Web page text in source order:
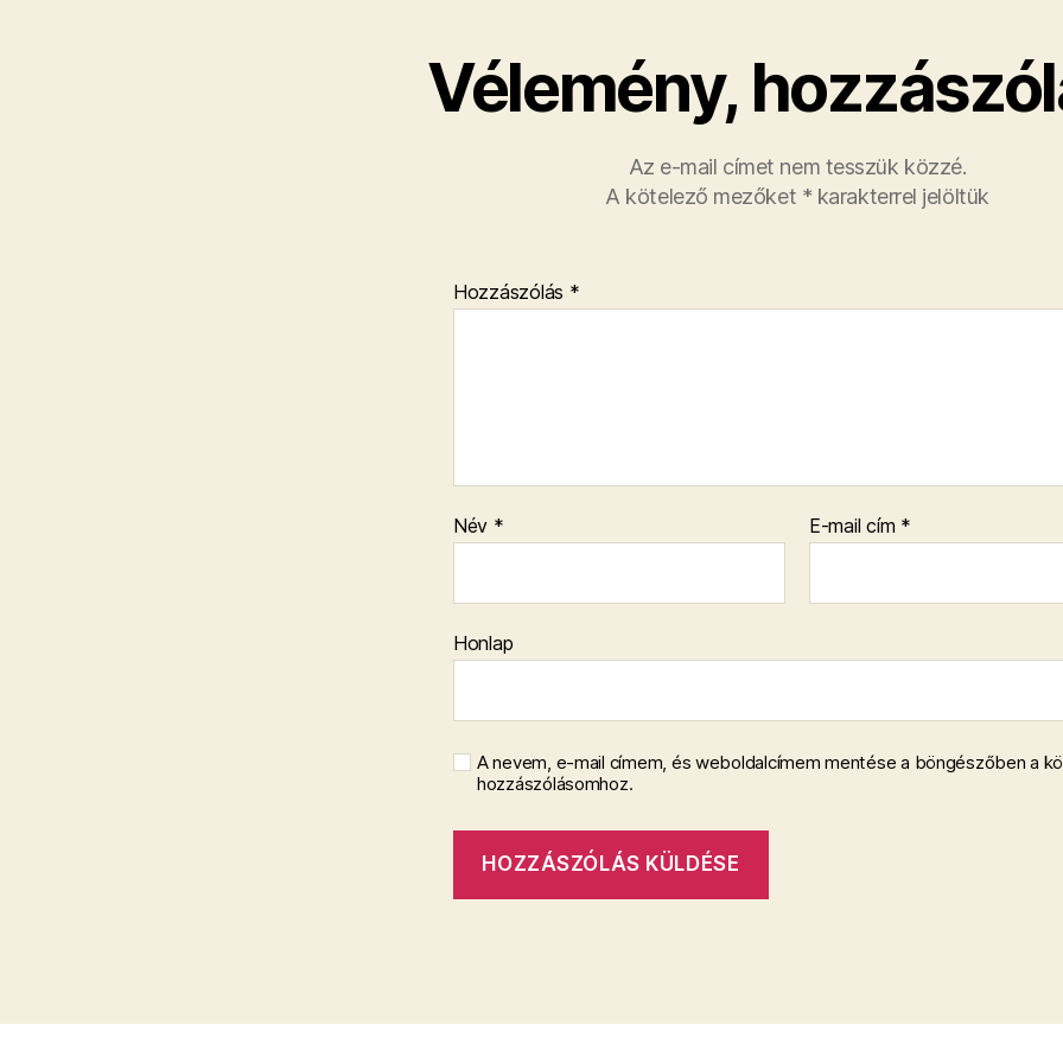
Vélemény,
Az e-mail címet nem tesszük közzé.
A kötelező mezőket * karakterrel jelöltük
Hozzászólás *
Név * E-mail cím *
Honlap
A nevem, e-mail címem, és weboldalcímem mentése a böngészőben a
hozzászólásomhoz.